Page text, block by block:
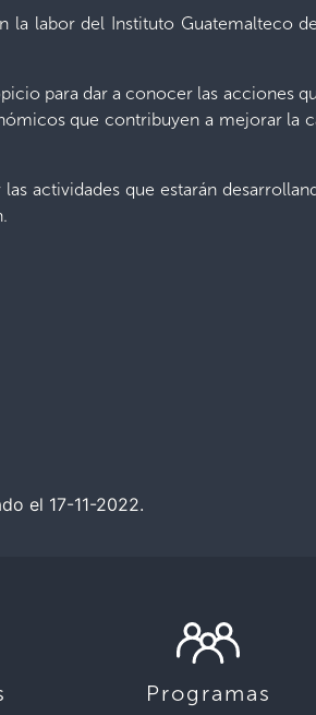
la labor del Instituto Guatemalteco
para dar a conocer las acciones
que contribuyen a mejorar la
actividades que estarán
el 17-11-2022.
Programas